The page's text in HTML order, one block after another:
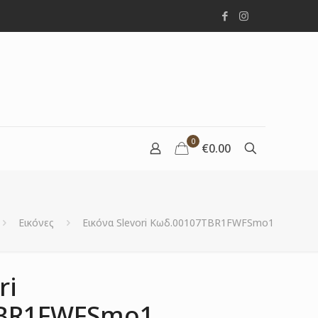
0 €0.00
Εικόνες Εικόνα Slevori Κωδ.00107TBR1FWFSmo1